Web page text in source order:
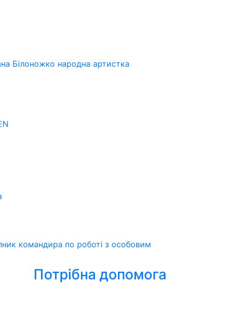
Білоножко народна артистка
командира по роботі з особовим
Потрібна допомога